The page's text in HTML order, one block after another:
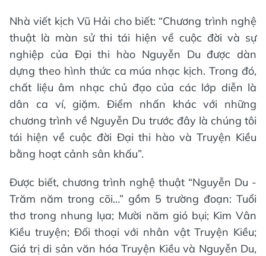
Nhà viết kịch Vũ Hải cho biết: “Chương trình nghệ
thuật là màn sử thi tái hiện về cuộc đời và sự
nghiệp của Đại thi hào Nguyễn Du được dàn
dựng theo hình thức ca múa nhạc kịch. Trong đó,
chất liệu âm nhạc chủ đạo của các lớp diễn là
dân ca ví, giặm. Điểm nhấn khác với những
chương trình về Nguyễn Du trước đây là chúng tôi
tái hiện về cuộc đời Đại thi hào và Truyện Kiều
bằng hoạt cảnh sân khấu”.
Được biết, chương trình nghệ thuật “Nguyễn Du -
Trăm năm trong cõi…” gồm 5 trường đoạn: Tuổi
thơ trong nhung lụa; Mười năm gió bụi; Kim Vân
Kiều truyện; Đối thoại với nhân vật Truyện Kiều;
Giá trị di sản văn hóa Truyện Kiều và Nguyễn Du,